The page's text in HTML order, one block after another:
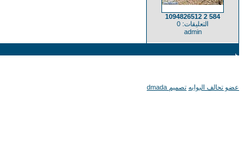
584 2 1094826512
التعليقات: 0
admin
عضو تحالف البوابه تصميم dmada